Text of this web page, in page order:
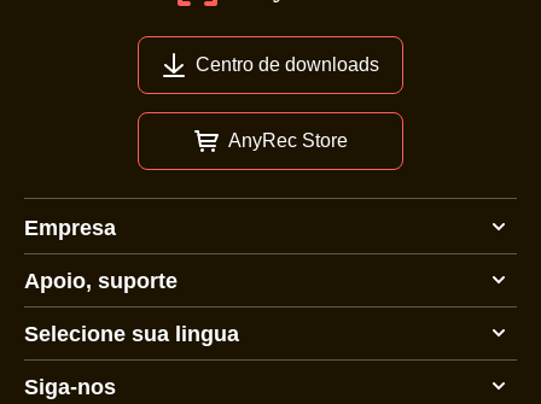
Centro de downloads
AnyRec Store
Empresa
Apoio, suporte
Selecione sua lingua
Siga-nos